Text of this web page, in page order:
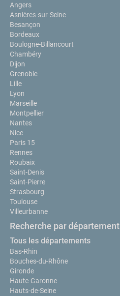
Angers
Asnières-sur-Seine
Besançon
Bordeaux
Boulogne-Billancourt
Chambéry
Dijon
Grenoble
Lille
Lyon
Marseille
Montpellier
Nantes
Nice
Paris 15
Rennes
Roubaix
Saint-Denis
Saint-Pierre
Strasbourg
Toulouse
Villeurbanne
Recherche par département
Tous les départements
Bas-Rhin
Bouches-du-Rhône
Gironde
Haute-Garonne
Hauts-de-Seine